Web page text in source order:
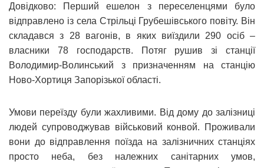
Довідково: Перший ешелон з переселенцями було
відправлено із села Стрільці Грубешівського повіту. Він
складався з 28 вагонів, в яких виїздили 290 осіб –
власники 78 господарств. Потяг рушив зі станції
Володимир-Волинський з призначенням на станцію
Ново-Хортиця Запорізької області.
Умови переїзду були жахливими. Від дому до залізниці
людей супроводжував військовий конвой. Проживали
вони до відправлення поїзда на залізничних станціях
просто неба, без належних санітарних умов,